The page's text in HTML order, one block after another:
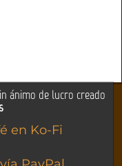
ánimo de lucro creado
en Ko-Fi